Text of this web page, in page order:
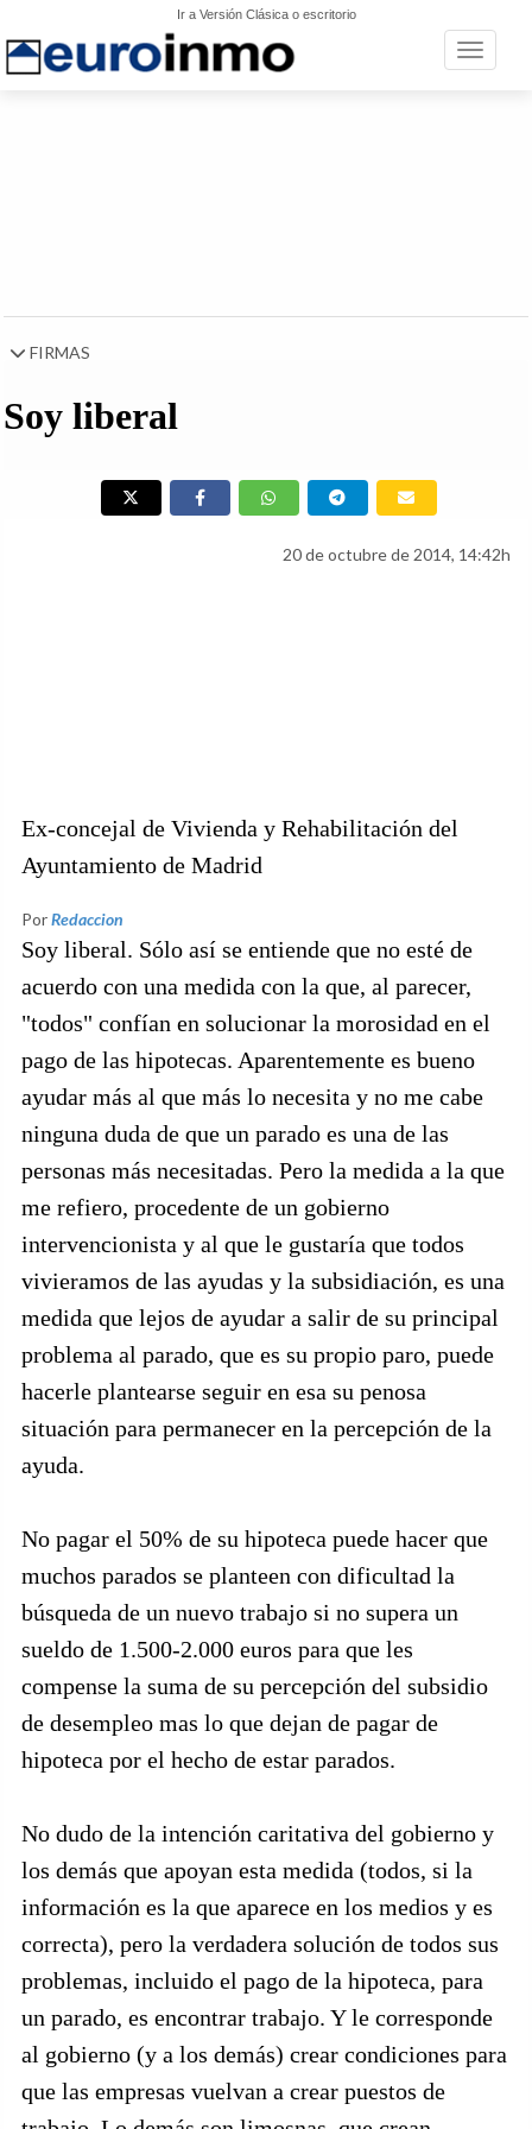
Ir a Versión Clásica o escritorio
Toggle
FIRMAS
Soy liberal
20 de octubre de 2014, 14:42h
Ex-concejal de Vivienda y Rehabilitación del
Ayuntamiento de Madrid
PorRedaccion
Soy liberal. Sólo así se entiende que no esté de
acuerdo con una medida con la que, al parecer,
"todos" confían en solucionar la morosidad en el
pago de las hipotecas. Aparentemente es bueno
ayudar más al que más lo necesita y no me cabe
ninguna duda de que un parado es una de las
personas más necesitadas. Pero la medida a la que
me refiero, procedente de un gobierno
intervencionista y al que le gustaría que todos
vivieramos de las ayudas y la subsidiación, es una
medida que lejos de ayudar a salir de su principal
problema al parado, que es su propio paro, puede
hacerle plantearse seguir en esa su penosa
situación para permanecer en la percepción de la
ayuda.
No pagar el 50% de su hipoteca puede hacer que
muchos parados se planteen con dificultad la
búsqueda de un nuevo trabajo si no supera un
sueldo de 1.500-2.000 euros para que les
compense la suma de su percepción del subsidio
de desempleo mas lo que dejan de pagar de
hipoteca por el hecho de estar parados.
No dudo de la intención caritativa del gobierno y
los demás que apoyan esta medida (todos, si la
información es la que aparece en los medios y es
correcta), pero la verdadera solución de todos sus
problemas, incluido el pago de la hipoteca, para
un parado, es encontrar trabajo. Y le corresponde
al gobierno (y a los demás) crear condiciones para
que las empresas vuelvan a crear puestos de